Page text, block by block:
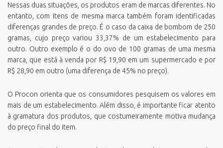
Nessas duas situações, os produtos eram de marcas diferentes. No
entanto, com itens de mesma marca também foram identificadas
diferenças grandes de preço. É o caso da caixa de bombom de 250
gramas, cujo preço variou 33,37% de um estabelecimento para
outro. Outro exemplo é o do ovo de 100 gramas de uma mesma
marca, que está à venda por R$ 19,90 em um supermercado e por
R$ 28,90 em outro (uma diferença de 45% no preço).
O Procon orienta que os consumidores pesquisem os valores em
mais de um estabelecimento. Além disso, é importante ficar atento
à gramatura dos produtos, que costumeiramente motiva mudança
do preço final do item.